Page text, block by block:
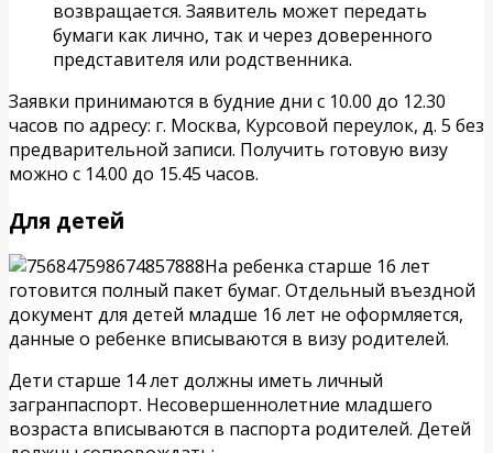
возвращается. Заявитель может передать
бумаги как лично, так и через доверенного
представителя или родственника.
Заявки принимаются в будние дни с 10.00 до 12.30
часов по адресу: г. Москва, Курсовой переулок, д. 5 без
предварительной записи. Получить готовую визу
можно с 14.00 до 15.45 часов.
Для детей
На ребенка старше 16 лет
готовится полный пакет бумаг. Отдельный въездной
документ для детей младше 16 лет не оформляется,
данные о ребенке вписываются в визу родителей.
Дети старше 14 лет должны иметь личный
загранпаспорт. Несовершеннолетние младшего
возраста вписываются в паспорта родителей. Детей